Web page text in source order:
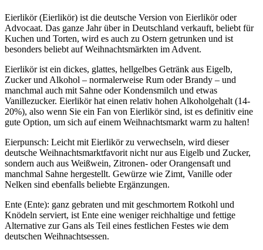
Eierlikör (Eierlikör) ist die deutsche Version von Eierlikör oder
Advocaat. Das ganze Jahr über in Deutschland verkauft, beliebt für
Kuchen und Torten, wird es auch zu Ostern getrunken und ist
besonders beliebt auf Weihnachtsmärkten im Advent.
Eierlikör ist ein dickes, glattes, hellgelbes Getränk aus Eigelb,
Zucker und Alkohol – normalerweise Rum oder Brandy – und
manchmal auch mit Sahne oder Kondensmilch und etwas
Vanillezucker. Eierlikör hat einen relativ hohen Alkoholgehalt (14-
20%), also wenn Sie ein Fan von Eierlikör sind, ist es definitiv eine
gute Option, um sich auf einem Weihnachtsmarkt warm zu halten!
Eierpunsch: Leicht mit Eierlikör zu verwechseln, wird dieser
deutsche Weihnachtsmarktfavorit nicht nur aus Eigelb und Zucker,
sondern auch aus Weißwein, Zitronen- oder Orangensaft und
manchmal Sahne hergestellt. Gewürze wie Zimt, Vanille oder
Nelken sind ebenfalls beliebte Ergänzungen.
Ente (Ente): ganz gebraten und mit geschmortem Rotkohl und
Knödeln serviert, ist Ente eine weniger reichhaltige und fettige
Alternative zur Gans als Teil eines festlichen Festes wie dem
deutschen Weihnachtsessen.